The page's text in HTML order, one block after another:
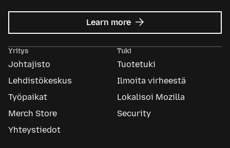
Learn more about
Mozilla
Ads
Yritys
Johtajisto
Lehdistökeskus
Työpaikat
Merch Store
Yhteystiedot
Tuki
Tuotetuki
Ilmoita virheestä
Lokalisoi Mozilla
Security